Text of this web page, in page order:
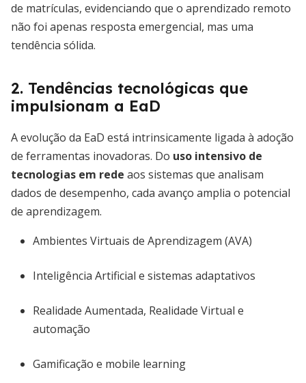
de matrículas, evidenciando que o aprendizado remoto
não foi apenas resposta emergencial, mas uma
tendência sólida.
2. Tendências tecnológicas que
impulsionam a EaD
A evolução da EaD está intrinsicamente ligada à adoção
de ferramentas inovadoras. Do uso intensivo de
tecnologias em rede aos sistemas que analisam
dados de desempenho, cada avanço amplia o potencial
de aprendizagem.
Ambientes Virtuais de Aprendizagem (AVA)
Inteligência Artificial e sistemas adaptativos
Realidade Aumentada, Realidade Virtual e
automação
Gamificação e mobile learning